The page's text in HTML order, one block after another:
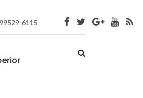
6115